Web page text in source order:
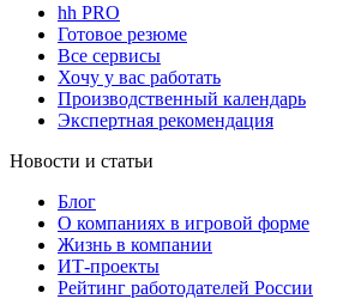
hh PRO
Готовое резюме
Все сервисы
Хочу у вас работать
Производственный календарь
Экспертная рекомендация
Новости и статьи
Блог
О компаниях в игровой форме
Жизнь в компании
ИТ-проекты
Рейтинг работодателей России